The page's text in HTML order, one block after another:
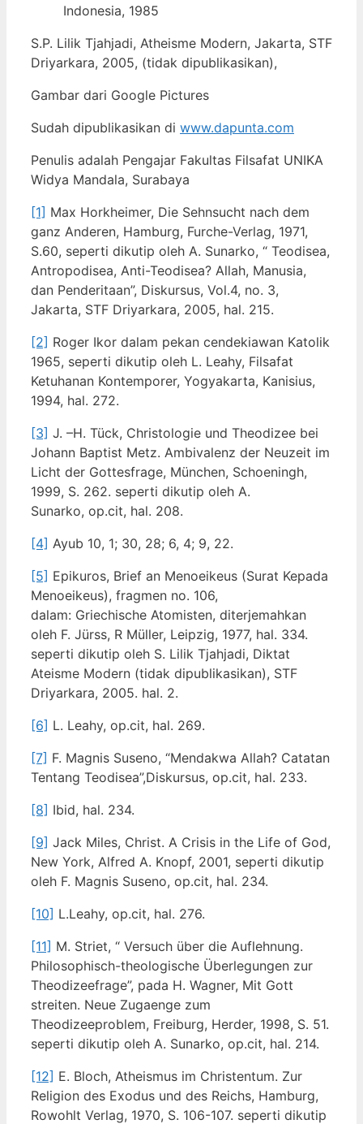
Indonesia, 1985
S.P. Lilik Tjahjadi, Atheisme Modern, Jakarta, STF
Driyarkara, 2005, (tidak dipublikasikan),
Gambar dari Google Pictures
Sudah dipublikasikan di www.dapunta.com
Penulis adalah Pengajar Fakultas Filsafat UNIKA
Widya Mandala, Surabaya
[1] Max Horkheimer, Die Sehnsucht nach dem
ganz Anderen, Hamburg, Furche-Verlag, 1971,
S.60, seperti dikutip oleh A. Sunarko, “ Teodisea,
Antropodisea, Anti-Teodisea? Allah, Manusia,
dan Penderitaan”, Diskursus, Vol.4, no. 3,
Jakarta, STF Driyarkara, 2005, hal. 215.
[2] Roger Ikor dalam pekan cendekiawan Katolik
1965, seperti dikutip oleh L. Leahy, Filsafat
Ketuhanan Kontemporer, Yogyakarta, Kanisius,
1994, hal. 272.
[3] J. –H. Tück, Christologie und Theodizee bei
Johann Baptist Metz. Ambivalenz der Neuzeit im
Licht der Gottesfrage, München, Schoeningh,
1999, S. 262. seperti dikutip oleh A.
Sunarko, op.cit, hal. 208.
[4] Ayub 10, 1; 30, 28; 6, 4; 9, 22.
[5] Epikuros, Brief an Menoeikeus (Surat Kepada
Menoeikeus), fragmen no. 106,
dalam: Griechische Atomisten, diterjemahkan
oleh F. Jürss, R Müller, Leipzig, 1977, hal. 334.
seperti dikutip oleh S. Lilik Tjahjadi, Diktat
Ateisme Modern (tidak dipublikasikan), STF
Driyarkara, 2005. hal. 2.
[6] L. Leahy, op.cit, hal. 269.
[7] F. Magnis Suseno, “Mendakwa Allah? Catatan
Tentang Teodisea”,Diskursus, op.cit, hal. 233.
[8] Ibid, hal. 234.
[9] Jack Miles, Christ. A Crisis in the Life of God,
New York, Alfred A. Knopf, 2001, seperti dikutip
oleh F. Magnis Suseno, op.cit, hal. 234.
[10] L.Leahy, op.cit, hal. 276.
[11] M. Striet, “ Versuch über die Auflehnung.
Philosophisch-theologische Überlegungen zur
Theodizeefrage”, pada H. Wagner, Mit Gott
streiten. Neue Zugaenge zum
Theodizeeproblem, Freiburg, Herder, 1998, S. 51.
seperti dikutip oleh A. Sunarko, op.cit, hal. 214.
[12] E. Bloch, Atheismus im Christentum. Zur
Religion des Exodus und des Reichs, Hamburg,
Rowohlt Verlag, 1970, S. 106-107. seperti dikutip